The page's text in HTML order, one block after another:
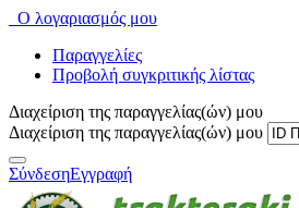
Ο λογαριασμός μου
Παραγγελίες
Προβολή συγκριτικής λίστας
Διαχείριση της παραγγελίας(ών) μου
Διαχείριση της παραγγελίας(ών) μου
ΣύνδεσηΕγγραφή